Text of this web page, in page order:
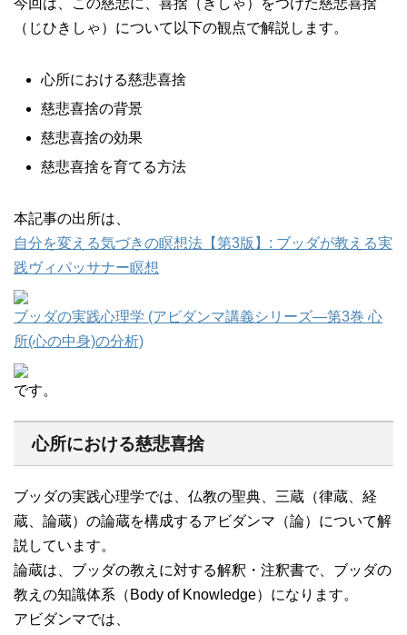
今回は、この慈悲に、喜捨（きしゃ）をつけた慈悲喜捨
（じひきしゃ）について以下の観点で解説します。
心所における慈悲喜捨
慈悲喜捨の背景
慈悲喜捨の効果
慈悲喜捨を育てる方法
本記事の出所は、
自分を変える気づきの瞑想法【第3版】: ブッダが教える実
践ヴィパッサナー瞑想
ブッダの実践心理学 (アビダンマ講義シリーズ―第3巻 心
所(心の中身)の分析)
です。
心所における慈悲喜捨
ブッダの実践心理学では、仏教の聖典、三蔵（律蔵、経
蔵、論蔵）の論蔵を構成するアビダンマ（論）について解
説しています。
論蔵は、ブッダの教えに対する解釈・注釈書で、ブッダの
教えの知識体系（Body of Knowledge）になります。
アビダンマでは、